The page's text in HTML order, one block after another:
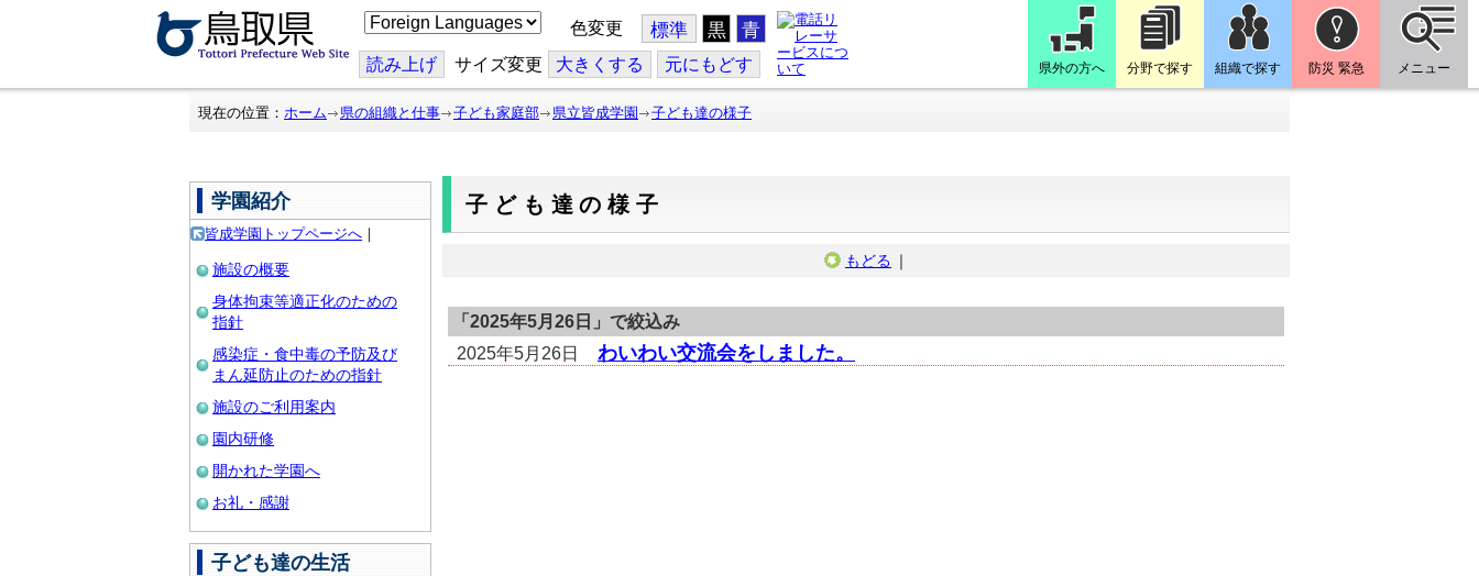
こ
の
ジ
を
翻
色変更 標準 黒 青
読み上げ サイズ変更 大きくする 元にもどす 県外の方へ 分野で探す 組織で探す 防災 緊急 メニュー
現在の位置： ホーム 県の組織と仕事 子ども家庭部 県立皆成学園 子ども達の様子
学園紹介
皆成学園トップページへ ｜
施設の概要
身体拘束等適正化のための
指針
感染症・食中毒の予防及び
まん延防止のための指針
施設のご利用案内
園内研修
開かれた学園へ
お礼・感謝
子ども達の生活
子ども達の様子
もどる ｜
「 2025年5月26日 」で絞込み
2025年5月26日
わいわい交流会をしました。